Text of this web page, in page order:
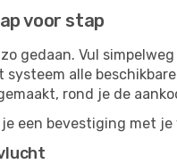
voor stap
gedaan. Vul
alle
rond je de
een bevestiging met